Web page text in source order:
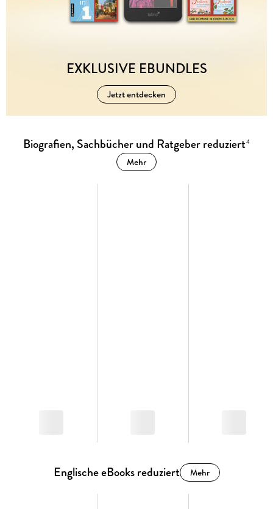
EXKLUSIVE EBUNDLES
Jetzt entdecken
Biografien, Sachbücher und Ratgeber reduziert4
Mehr
Englische eBooks reduziert Mehr